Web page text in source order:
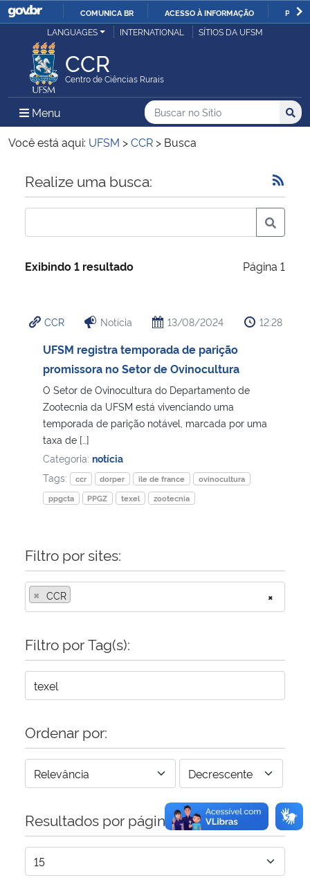
IR
COMUNICA BR ACESSO À INFORMAÇÃO
Ministério da Justiça e Segurança Pública
Ministério da Defesa
Ministério das Relações Exteriores
Ministério da Economia
Ministério da Infraestrutura
Ministério da Cidadania
Ministério de Minas e Energia
Ministério da Ciência, Tecnologia, Inovações e Comunicações
Ministério do Meio Ambiente
Ministério do Turismo
Ministério da Mulher, da Família e dos Direitos Humanos
Secretaria-Geral
Secretaria de Governo
Gabinete de Segurança Institucional
Advocacia-Geral da União
Planalto
LANGUAGES INTERNATIONAL SÍTIOS DA UFSM
CCR
Centro de Ciências Rurais
Menu Menu Principal do Sítio
Busca
Buscar no no Sítio
Busca:
Você está aqui: UFSM >CCR > Busca
Início do conteúdo
Realize uma busca:
Exibindo 1 resultado Página 1
CCR Notícia 13/08/2024 12:28
UFSM registra temporada de parição
promissora no Setor de Ovinocultura
O Setor de Ovinocultura do Departamento de
Zootecnia da UFSM está vivenciando uma
temporada de parição notável, marcada por uma
taxa de […]
Categoria: notícia
Tags:
ccr dorper île de france
ovinocultura
ppgcta
PPGZ texel zootecnia
Filtro por sites:
×
× CCR
Filtro por Tag(s):
Ordenar por:
Resultados por página: